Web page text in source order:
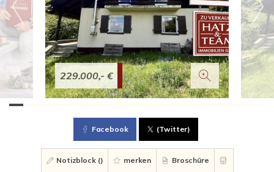
229.000,- €
Facebook (Twitter)
Notizblock () merken Broschüre